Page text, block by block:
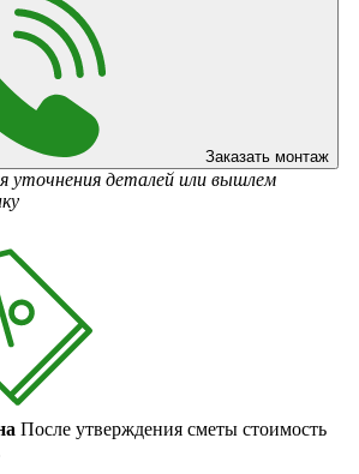
Заказать монтаж
уточнения деталей или вышлем
После утверждения сметы стоимость